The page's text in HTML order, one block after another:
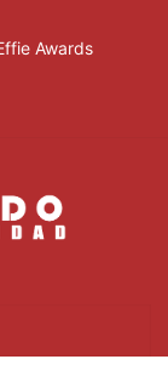
Awards
horas, no con
de “Fuera de
como